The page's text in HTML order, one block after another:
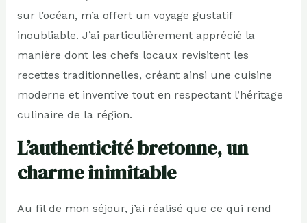
sur l’océan, m’a offert un voyage gustatif
inoubliable. J’ai particulièrement apprécié la
manière dont les chefs locaux revisitent les
recettes traditionnelles, créant ainsi une cuisine
moderne et inventive tout en respectant l’héritage
culinaire de la région.
L’authenticité bretonne, un
charme inimitable
Au fil de mon séjour, j’ai réalisé que ce qui rend